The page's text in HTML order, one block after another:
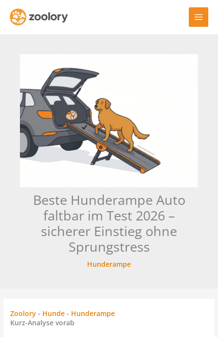
Inhalt
springen
Beste Hunderampe Auto
faltbar im Test 2026 –
sicherer Einstieg ohne
Sprungstress
Hunderampe
Zoolory - Hunde - Hunderampe
Kurz-Analyse vorab